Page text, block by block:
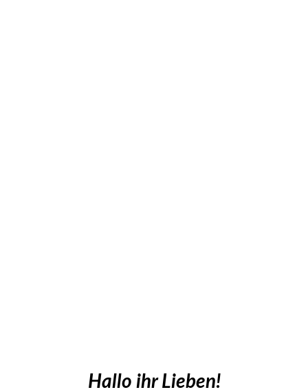
Hallo ihr Lieben!